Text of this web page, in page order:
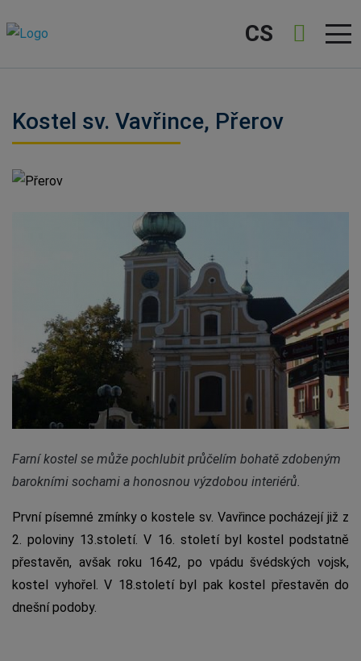
CS
Kostel sv. Vavřince, Přerov
Přerov
Farní kostel se může pochlubit průčelím bohatě zdobeným
barokními sochami a honosnou výzdobou interiérů.
První písemné zmínky o kostele sv. Vavřince pocházejí již z
2. poloviny 13.století. V 16. století byl kostel podstatně
přestavěn, avšak roku 1642, po vpádu švédských vojsk,
kostel vyhořel. V 18.století byl pak kostel přestavěn do
dnešní podoby.